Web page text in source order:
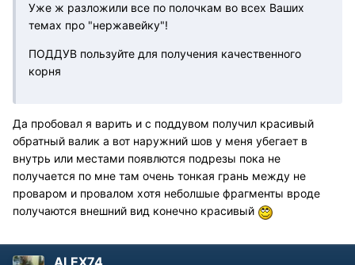
Уже ж разложили все по полочкам во всех Ваших
темах про "нержавейку"!
ПОДДУВ пользуйте для получения качественного
корня
Да пробовал я варить и с поддувом получил красивый
обратный валик а вот наружний шов у меня убегает в
внутрь или местами появлются подрезы пока не
получается по мне там очень тонкая грань между не
проваром и провалом хотя неболшые фрагменты вроде
получаются внешний вид конечно красивый
ALEX74